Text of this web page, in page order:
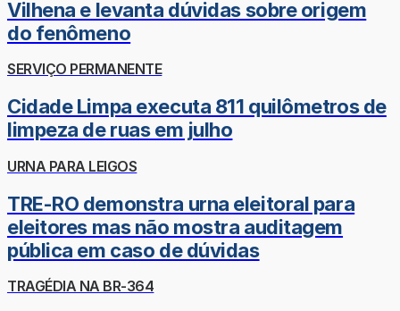
Vilhena e levanta dúvidas sobre origem
do fenômeno
SERVIÇO PERMANENTE
Cidade Limpa executa 811 quilômetros de
limpeza de ruas em julho
URNA PARA LEIGOS
TRE-RO demonstra urna eleitoral para
eleitores mas não mostra auditagem
pública em caso de dúvidas
TRAGÉDIA NA BR-364